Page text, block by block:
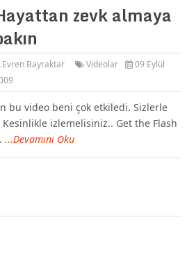
zevk almaya
Evren Bayraktar Videolar
09 Eylül
bu video beni çok etkiledi. Sizlerle
izlemelisiniz.. Get the Flash
...Devamını Oku